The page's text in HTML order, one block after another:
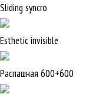
Sliding syncro
Esthetic invisible
Распашная 600+600